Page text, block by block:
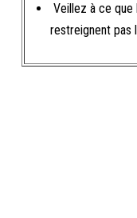
Veillez à ce
restreignent pas